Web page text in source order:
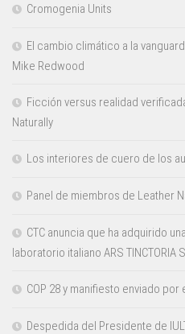
Cromogenia Units
El cambio climático a la
Mike Redwood
Ficción versus realidad
Naturally
Los interiores de cuero de los
Panel de miembros de Leather
CTC anuncia que ha adquirido
laboratorio italiano ARS TINCTORIA
COP 28 y manifiesto enviado
Despedida del Presidente de